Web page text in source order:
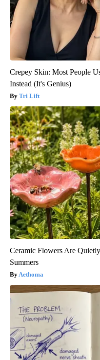
Crepey Skin: Most People
Instead (It's Genius)
Tri Lift
Ceramic Flowers Are
Summers
Aethoma